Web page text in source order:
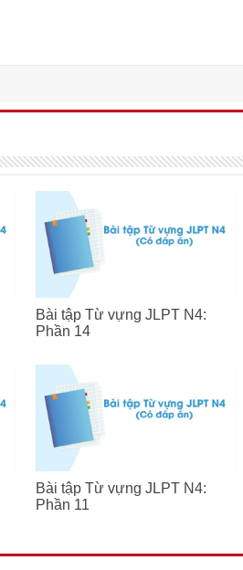
Bài tập Từ vựng JLPT N4:
Phần 14
Bài tập Từ vựng JLPT N4:
Phần 11